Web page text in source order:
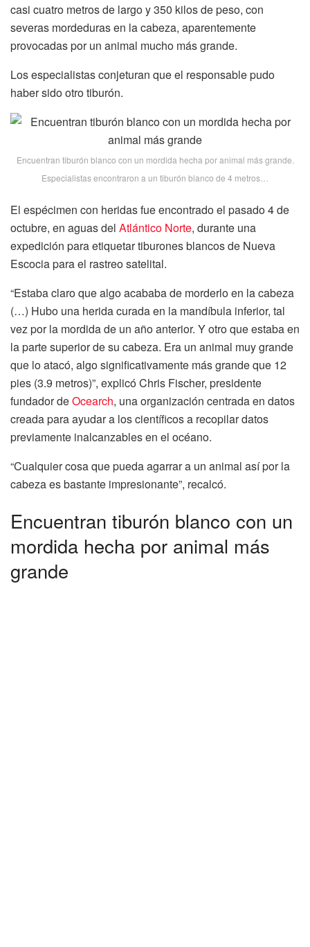
casi cuatro metros de largo y 350 kilos de peso, con
severas mordeduras en la cabeza, aparentemente
provocadas por un animal mucho más grande.
Los especialistas conjeturan que el responsable pudo
haber sido otro tiburón.
Encuentran tiburón blanco con un mordida hecha por animal más grande.
Especialistas encontraron a un tiburón blanco de 4 metros…
El espécimen con heridas fue encontrado el pasado 4 de
octubre, en aguas del Atlántico Norte, durante una
expedición para etiquetar tiburones blancos de Nueva
Escocia para el rastreo satelital.
“Estaba claro que algo acababa de morderlo en la cabeza
(…) Hubo una herida curada en la mandíbula inferior, tal
vez por la mordida de un año anterior. Y otro que estaba en
la parte superior de su cabeza. Era un animal muy grande
que lo atacó, algo significativamente más grande que 12
pies (3.9 metros)”, explicó Chris Fischer, presidente
fundador deOcearch, una organización centrada en datos
creada para ayudar a los científicos a recopilar datos
previamente inalcanzables en el océano.
“Cualquier cosa que pueda agarrar a un animal así por la
cabeza es bastante impresionante”, recalcó.
Encuentran tiburón blanco con un
mordida hecha por animal más
grande